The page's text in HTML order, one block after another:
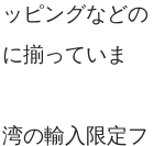
ピングなどの
揃っていま
の輸入限定フ